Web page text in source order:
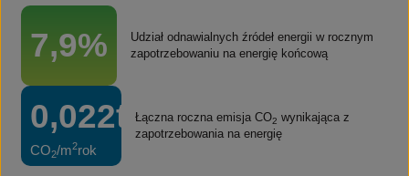
7,9%
Udział odnawialnych źródeł energii w rocznym
zapotrzebowaniu na energię końcową
0,022t
CO2/m2rok
Łączna roczna emisja CO2 wynikająca z
zapotrzebowania na energię